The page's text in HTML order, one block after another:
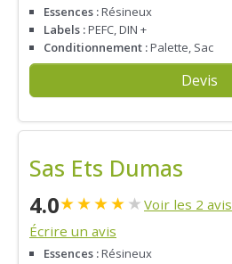
Essences :Résineux
Labels :PEFC, DIN +
Conditionnement :Palette, Sac
Devis
Sas Ets Dumas
4.0★★★★★ Voir les 2 avis
Écrire un avis
Essences :Résineux